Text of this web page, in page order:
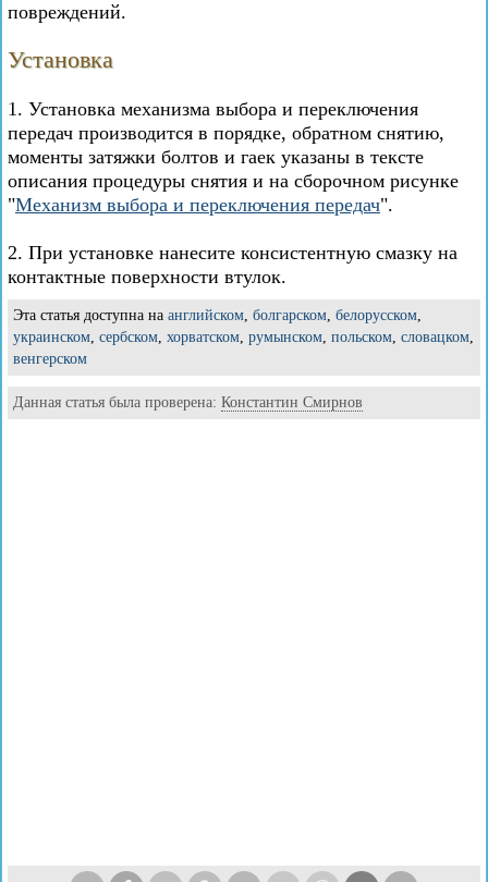
повреждений.
Установка
1. Установка механизма выбора и переключения
передач производится в порядке, обратном снятию,
моменты затяжки болтов и гаек указаны в тексте
описания процедуры снятия и на сборочном рисунке
"Механизм выбора и переключения передач".
2. При установке нанесите консистентную смазку на
контактные поверхности втулок.
Эта статья доступна на английском, болгарском, белорусском,
украинском, сербском, хорватском, румынском, польском, словацком,
венгерском
Данная статья была проверена: Константин Смирнов